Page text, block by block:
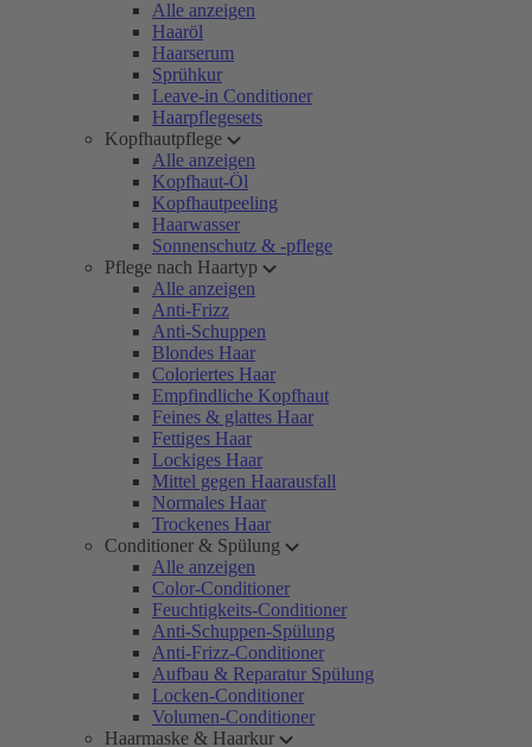
Alle anzeigen
Haaröl
Haarserum
Sprühkur
Leave-in Conditioner
Haarpflegesets
Kopfhautpflege
Alle anzeigen
Kopfhaut-Öl
Kopfhautpeeling
Haarwasser
Sonnenschutz & -pflege
Pflege nach Haartyp
Alle anzeigen
Anti-Frizz
Anti-Schuppen
Blondes Haar
Coloriertes Haar
Empfindliche Kopfhaut
Feines & glattes Haar
Fettiges Haar
Lockiges Haar
Mittel gegen Haarausfall
Normales Haar
Trockenes Haar
Conditioner & Spülung
Alle anzeigen
Color-Conditioner
Feuchtigkeits-Conditioner
Anti-Schuppen-Spülung
Anti-Frizz-Conditioner
Aufbau & Reparatur Spülung
Locken-Conditioner
Volumen-Conditioner
Haarmaske & Haarkur